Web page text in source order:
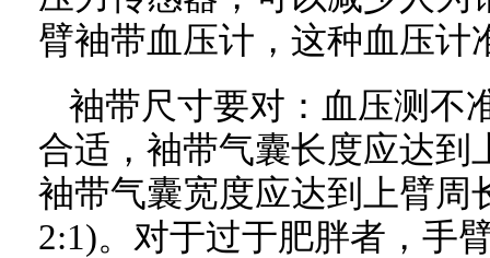
臂袖带血压计，这种血压计
袖带尺寸要对：血压测不
合适，袖带气囊长度应达到
袖带气囊宽度应达到上臂周
2:1)。对于过于肥胖者，手